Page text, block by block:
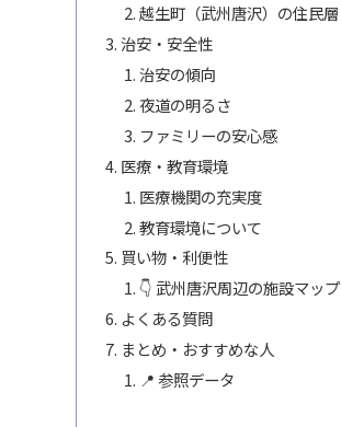
越生町（武州唐沢）の住民層
治安・安全性
治安の傾向
夜道の明るさ
ファミリーの安心感
医療・教育環境
医療機関の充実度
教育環境について
買い物・利便性
👇 武州唐沢周辺の施設マップ
よくある質問
まとめ・おすすめな人
📍 参照データ